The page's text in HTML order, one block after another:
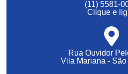
(11) 5581-
Clique e
Rua Ouvidor
Vila Mariana -